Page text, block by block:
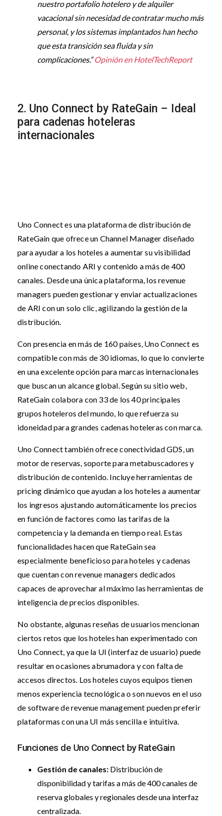
nuestro portafolio hotelero y de alquiler
vacacional sin necesidad de contratar mucho más
personal, y los sistemas implantados han hecho
que esta transición sea fluida y sin
complicaciones.”Opinión en HotelTechReport
2. Uno Connect by RateGain – Ideal
para cadenas hoteleras
internacionales
Uno Connect es una plataforma de distribución de
RateGain que ofrece un Channel Manager diseñado
para ayudar a los hoteles a aumentar su visibilidad
online conectando ARI y contenido a más de 400
canales. Desde una única plataforma, los revenue
managers pueden gestionar y enviar actualizaciones
de ARI con un solo clic, agilizando la gestión de la
distribución.
Con presencia en más de 160 países, Uno Connect es
compatible con más de 30 idiomas, lo que lo convierte
en una excelente opción para marcas internacionales
que buscan un alcance global. Según su sitio web,
RateGain colabora con 33 de los 40 principales
grupos hoteleros del mundo, lo que refuerza su
idoneidad para grandes cadenas hoteleras con marca.
Uno Connect también ofrece conectividad GDS, un
motor de reservas, soporte para metabuscadores y
distribución de contenido. Incluye herramientas de
pricing dinámico que ayudan a los hoteles a aumentar
los ingresos ajustando automáticamente los precios
en función de factores como las tarifas de la
competencia y la demanda en tiempo real. Estas
funcionalidades hacen que RateGain sea
especialmente beneficioso para hoteles y cadenas
que cuentan con revenue managers dedicados
capaces de aprovechar al máximo las herramientas de
inteligencia de precios disponibles.
No obstante, algunas reseñas de usuarios mencionan
ciertos retos que los hoteles han experimentado con
Uno Connect, ya que la UI (interfaz de usuario) puede
resultar en ocasiones abrumadora y con falta de
accesos directos. Los hoteles cuyos equipos tienen
menos experiencia tecnológica o son nuevos en el uso
de software de revenue management pueden preferir
plataformas con una UI más sencilla e intuitiva.
Funciones de Uno Connect by RateGain
Gestión de canales: Distribución de
disponibilidad y tarifas a más de 400 canales de
reserva globales y regionales desde una interfaz
centralizada.